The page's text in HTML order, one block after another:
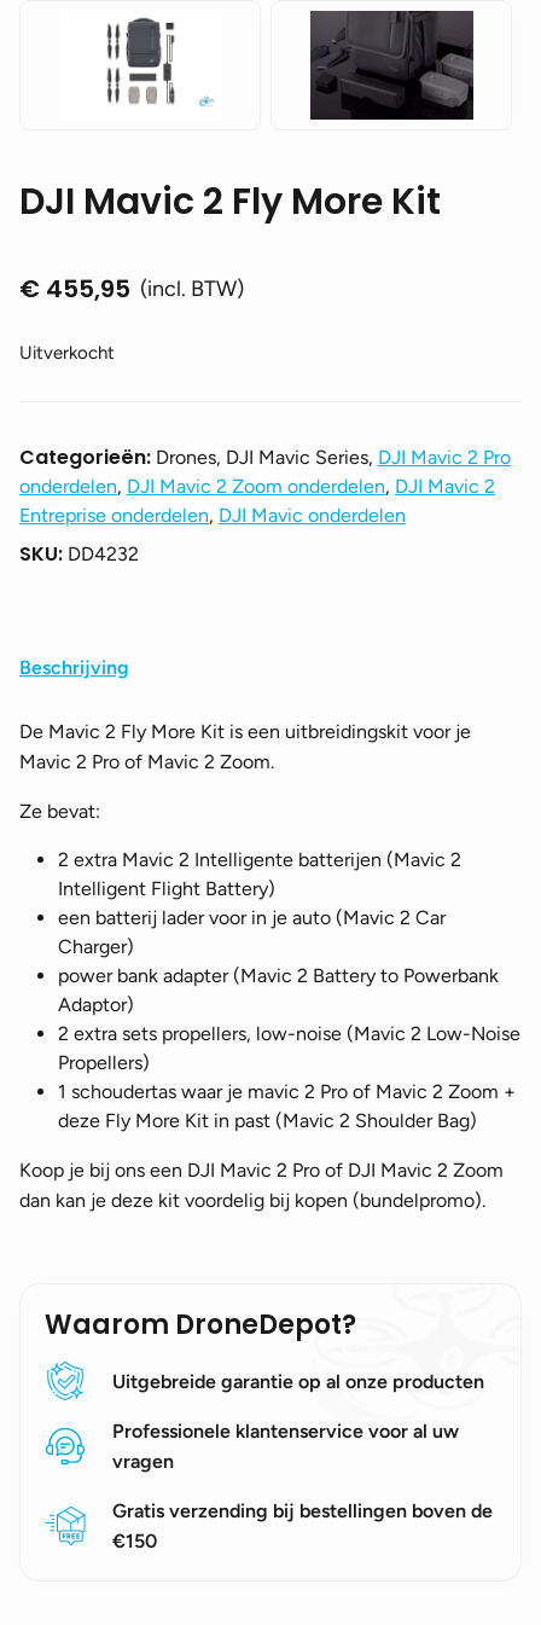
DJI Mavic 2 Fly More Kit
€ 455,95 (incl. BTW)
Uitverkocht
Categorieën: Drones, DJI Mavic Series, DJI Mavic 2 Pro
onderdelen, DJI Mavic 2 Zoom onderdelen, DJI Mavic 2
Entreprise onderdelen, DJI Mavic onderdelen
SKU: DD4232
Beschrijving
De Mavic 2 Fly More Kit is een uitbreidingskit voor je
Mavic 2 Pro of Mavic 2 Zoom.
Ze bevat:
2 extra Mavic 2 Intelligente batterijen (Mavic 2
Intelligent Flight Battery)
een batterij lader voor in je auto (Mavic 2 Car
Charger)
power bank adapter (Mavic 2 Battery to Powerbank
Adaptor)
2 extra sets propellers, low-noise (Mavic 2 Low-Noise
Propellers)
1 schoudertas waar je mavic 2 Pro of Mavic 2 Zoom +
deze Fly More Kit in past (Mavic 2 Shoulder Bag)
Koop je bij ons een DJI Mavic 2 Pro of DJI Mavic 2 Zoom
dan kan je deze kit voordelig bij kopen (bundelpromo).
Waarom DroneDepot?
Uitgebreide garantie op al onze producten
Professionele klantenservice voor al uw
vragen
Gratis verzending bij bestellingen boven de
€150